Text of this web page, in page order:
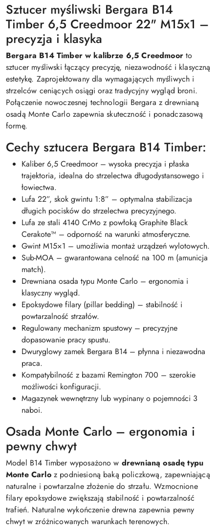
Sztucer myśliwski Bergara B14
Timber 6,5 Creedmoor 22" M15x1 –
precyzja i klasyka
Bergara B14 Timber w kalibrze 6,5 Creedmoorto
sztucer myśliwski łączący precyzję, niezawodność i klasyczną
estetykę. Zaprojektowany dla wymagających myśliwych i
strzelców ceniących osiągi oraz tradycyjny wygląd broni.
Połączenie nowoczesnej technologii Bergara z drewnianą
osadą Monte Carlo zapewnia skuteczność i ponadczasową
formę.
Cechy sztucera Bergara B14 Timber:
Kaliber 6,5 Creedmoor – wysoka precyzja i płaska
trajektoria, idealna do strzelectwa długodystansowego i
łowiectwa.
Lufa 22”, skok gwintu 1:8” – optymalna stabilizacja
długich pocisków do strzelectwa precyzyjnego.
Lufa ze stali 4140 CrMo z powłoką Graphite Black
Cerakote™ – odporność na warunki atmosferyczne.
Gwint M15×1 – umożliwia montaż urządzeń wylotowych.
Sub-MOA – gwarantowana celność na 100 m (amunicja
match).
Drewniana osada typu Monte Carlo – ergonomia i
klasyczny wygląd.
Epoksydowe filary (pillar bedding) – stabilność i
powtarzalność strzałów.
Regulowany mechanizm spustowy – precyzyjne
dopasowanie pracy spustu.
Dwuryglowy zamek Bergara B14 – płynna i niezawodna
praca.
Kompatybilność z bazami Remington 700 – szerokie
możliwości konfiguracji.
Magazynek wewnętrzny lub wypinany o pojemności 3
naboi.
Osada Monte Carlo – ergonomia i
pewny chwyt
Model B14 Timber wyposażono w drewnianą osadę typu
Monte Carloz podniesioną baką policzkową, zapewniającą
naturalne i powtarzalne złożenie do strzału. Wzmocnione
filary epoksydowe zwiększają stabilność i powtarzalność
trafień. Naturalne wykończenie drewna zapewnia pewny
chwyt w zróżnicowanych warunkach terenowych.